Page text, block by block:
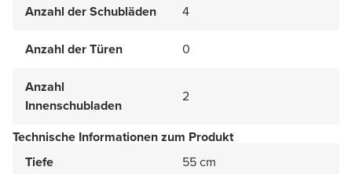
Anzahl der Schubläden 4
Anzahl der Türen 0
Anzahl
Innenschubladen
2
Technische Informationen zum Produkt
Tiefe
55 cm